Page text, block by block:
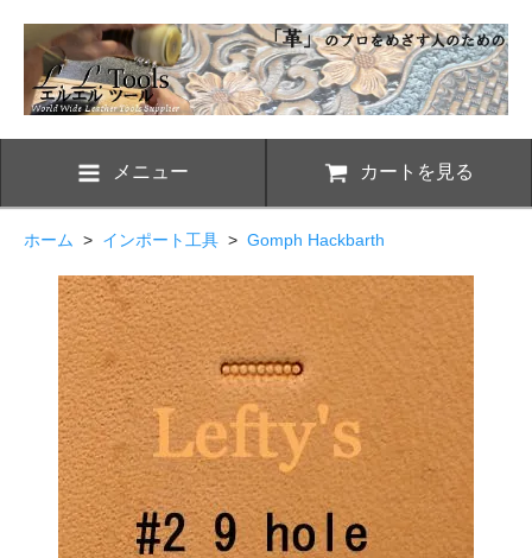
メニュー カートを見る
ホーム > インポート工具 > Gomph Hackbarth